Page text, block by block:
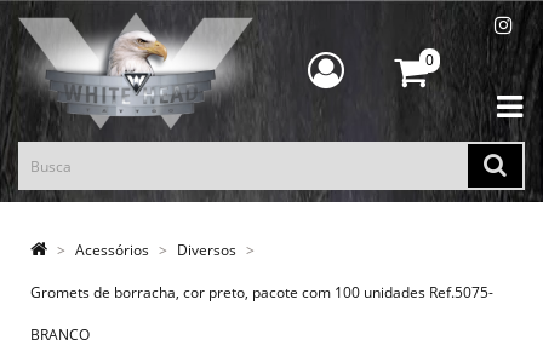
0
Acessórios Diversos
Gromets de borracha, cor preto, pacote com 100 unidades Ref.5075-
BRANCO